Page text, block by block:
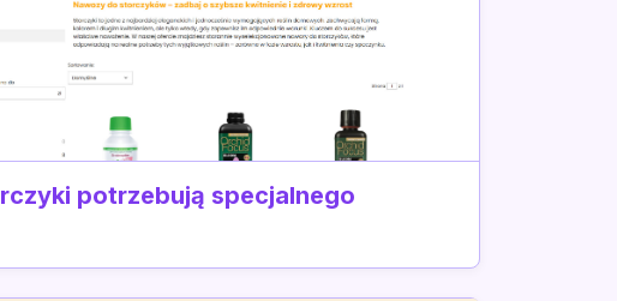
potrzebują specjalnego